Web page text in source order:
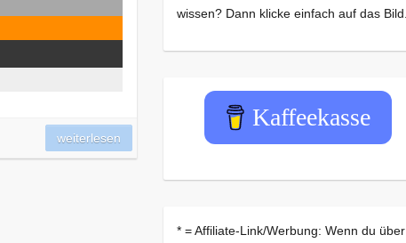
weiterlesen
wissen? Dann klicke einfach auf das Bild.
Kaffeekasse
* = Affiliate-Link/Werbung: Wenn du über